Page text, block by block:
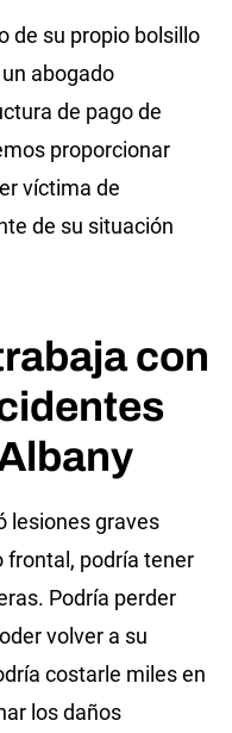
de su propio bolsillo
abogado
de pago de
proporcionar
víctima de
de su situación
con
lesiones graves
frontal, podría tener
Podría perder
volver a su
costarle miles en
los daños